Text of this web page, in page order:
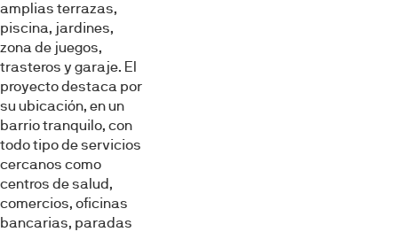
amplias terrazas,
piscina, jardines,
zona de juegos,
trasteros y garaje. El
proyecto destaca por
su ubicación, en un
barrio tranquilo, con
todo tipo de servicios
cercanos como
centros de salud,
comercios, oficinas
bancarias, paradas